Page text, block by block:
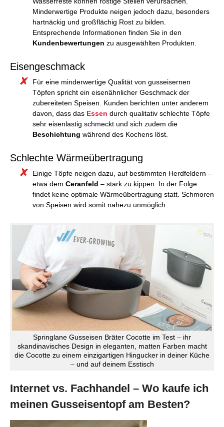
Minderwertige Produkte neigen jedoch dazu, besonders
hartnäckig und großflächig Rost zu bilden.
Entsprechende Informationen finden Sie in den
Kundenbewertungen zu ausgewählten Produkten.
Eisengeschmack
Für eine minderwertige Qualität von gusseisernen
Töpfen spricht ein eisenähnlicher Geschmack der
zubereiteten Speisen. Kunden berichten unter anderem
davon, dass das Essen durch qualitativ schlechte Töpfe
sehr eisenlastig schmeckt und sich zudem die
Beschichtung während des Kochens löst.
Schlechte Wärmeübertragung
Einige Töpfe neigen dazu, auf bestimmten Herdfeldern –
etwa dem Ceranfeld – stark zu kippen. In der Folge
findet keine optimale Wärmeübertragung statt. Schmoren
von Speisen wird somit nahezu unmöglich.
Springlane Gusseisen Bräter Cocotte im Test – ihr
skandinavisches Design in eleganten, matten Farben macht
die Cocotte zu einem einzigartigen Hingucker in deiner Küche
– und auf deinem Esstisch
Internet vs. Fachhandel – Wo kaufe ich
meinen Gusseisentopf am Besten?